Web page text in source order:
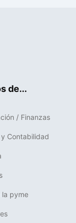
de...
/ Finanzas
Contabilidad
la pyme